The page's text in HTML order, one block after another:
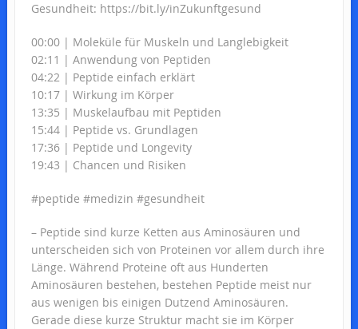
Gesundheit: https://bit.ly/inZukunftgesund
00:00 | Moleküle für Muskeln und Langlebigkeit
02:11 | Anwendung von Peptiden
04:22 | Peptide einfach erklärt
10:17 | Wirkung im Körper
13:35 | Muskelaufbau mit Peptiden
15:44 | Peptide vs. Grundlagen
17:36 | Peptide und Longevity
19:43 | Chancen und Risiken
#peptide #medizin #gesundheit
– Peptide sind kurze Ketten aus Aminosäuren und
unterscheiden sich von Proteinen vor allem durch ihre
Länge. Während Proteine oft aus Hunderten
Aminosäuren bestehen, bestehen Peptide meist nur
aus wenigen bis einigen Dutzend Aminosäuren.
Gerade diese kurze Struktur macht sie im Körper